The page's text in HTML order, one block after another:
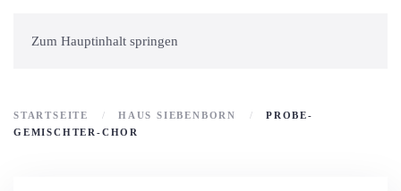
Zum Hauptinhalt springen
STARTSEITE HAUS SIEBENBORN
PROBE-
GEMISCHTER-CHOR